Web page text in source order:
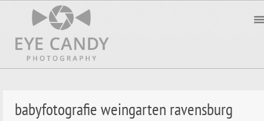
babyfotografie weingarten ravensburg